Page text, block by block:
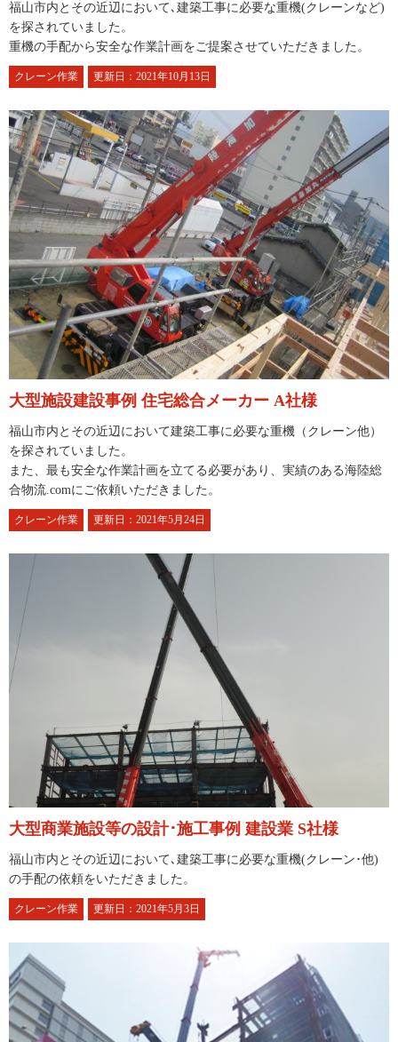
福山市内とその近辺において､建築工事に必要な重機(クレーンなど)
を探されていました。
重機の手配から安全な作業計画をご提案させていただきました。
クレーン作業 更新日：2021年10月13日
大型施設建設事例 住宅総合メーカー A社様
福山市内とその近辺において建築工事に必要な重機（クレーン他）
を探されていました。
また、最も安全な作業計画を立てる必要があり、実績のある海陸総
合物流.comにご依頼いただきました。
クレーン作業 更新日：2021年5月24日
大型商業施設等の設計･施工事例 建設業 S社様
福山市内とその近辺において､建築工事に必要な重機(クレーン･他)
の手配の依頼をいただきました。
クレーン作業 更新日：2021年5月3日